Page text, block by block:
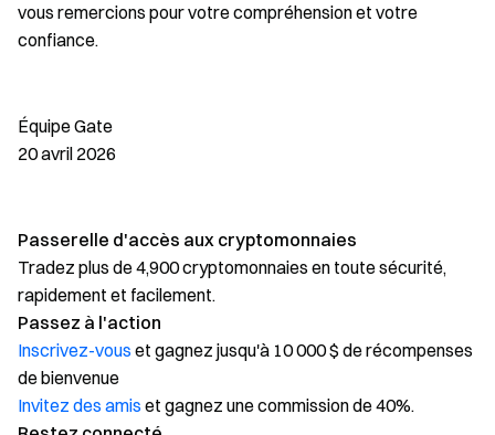
vous remercions pour votre compréhension et votre
confiance.
Équipe Gate
20 avril 2026
Passerelle d'accès aux cryptomonnaies
Tradez plus de 4,900 cryptomonnaies en toute sécurité,
rapidement et facilement.
Passez à l'action
Inscrivez-vous et gagnez jusqu'à 10 000 $ de récompenses
de bienvenue
Invitez des amis et gagnez une commission de 40%.